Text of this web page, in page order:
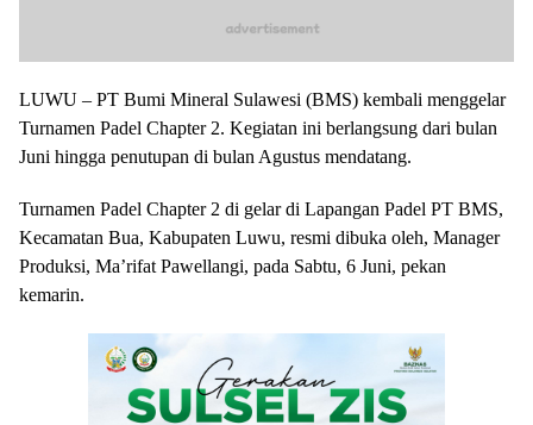
LUWU – PT Bumi Mineral Sulawesi (BMS) kembali menggelar
Turnamen Padel Chapter 2. Kegiatan ini berlangsung dari bulan
Juni hingga penutupan di bulan Agustus mendatang.
Turnamen Padel Chapter 2 di gelar di Lapangan Padel PT BMS,
Kecamatan Bua, Kabupaten Luwu, resmi dibuka oleh, Manager
Produksi, Ma’rifat Pawellangi, pada Sabtu, 6 Juni, pekan
kemarin.